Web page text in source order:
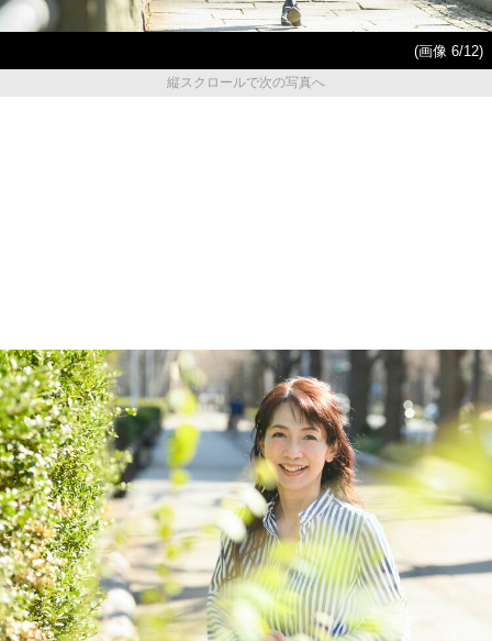
(画像 6/12)
縦スクロールで次の写真へ